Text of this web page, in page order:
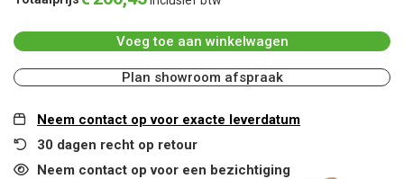
Voeg toe aan winkelwagen
Plan showroom afspraak
Neem contact op voor exacte leverdatum
30 dagen recht op retour
Neem contact op voor een bezichtiging